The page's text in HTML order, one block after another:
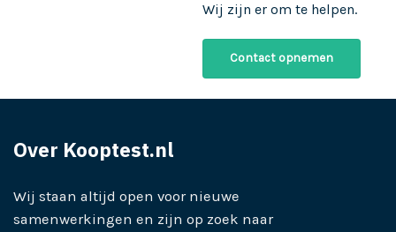
Wij zijn er om te helpen.
Contact opnemen
Over Kooptest.nl
Wij staan altijd open voor nieuwe
samenwerkingen en zijn op zoek naar